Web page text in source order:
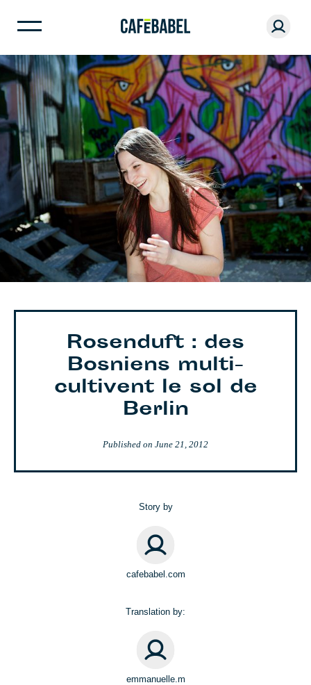
Rosenduft : des
Bosniens multi-
cultivent le sol de
Berlin
Published on June 21, 2012
Story by
cafebabel.com
Translation by:
emmanuelle.m